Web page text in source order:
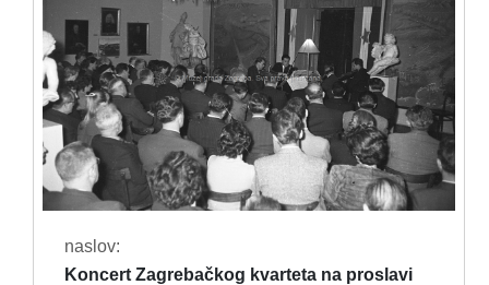
naslov:
Koncert Zagrebačkog kvarteta na proslavi